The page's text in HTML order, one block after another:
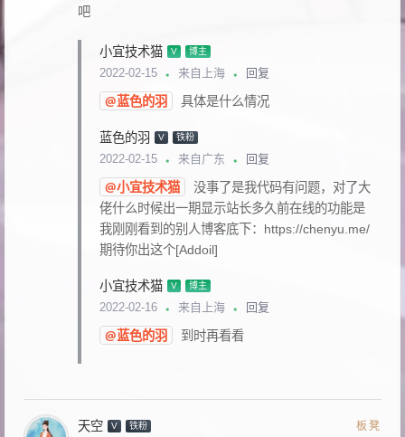
吧
小宜技术猫 V 博主
2022-02-15 来自上海 回复
@蓝色的羽 具体是什么情况
蓝色的羽 V 铁粉
2022-02-15 来自广东 回复
@小宜技术猫
没事了是我代码有问题，对了大
佬什么时候出一期显示站长多久前在线的功能是
我刚刚看到的别人博客底下：https://chenyu.me/
期待你出这个[Addoil]
小宜技术猫 V 博主
2022-02-16 来自上海 回复
@蓝色的羽 到时再看看
天空 V 铁粉 板凳